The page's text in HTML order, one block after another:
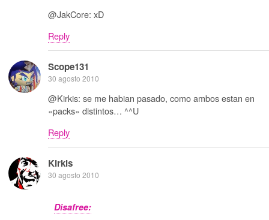
@JakCore: xD
Reply
Scope131
30 agosto 2010
@Kirkis: se me habian pasado, como ambos estan en
«packs» distintos… ^^U
Reply
Kirkis
30 agosto 2010
Disafree: